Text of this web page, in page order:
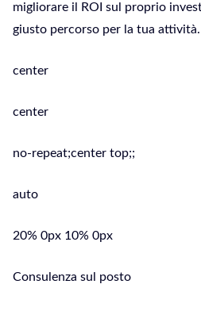
migliorare il ROI sul proprio
giusto percorso per la tua attività.
center
center
no-repeat;center top;;
auto
20% 0px 10% 0px
Consulenza sul posto